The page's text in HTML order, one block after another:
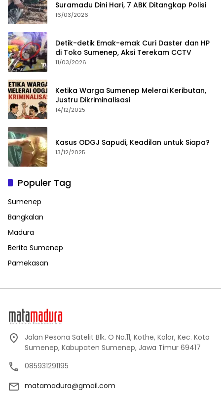
Suramadu Dini Hari, 7 ABK Ditangkap Polisi
16/03/2026
Detik-detik Emak-emak Curi Daster dan HP
di Toko Sumenep, Aksi Terekam CCTV
11/03/2026
Ketika Warga Sumenep Melerai Keributan,
Justru Dikriminalisasi
14/12/2025
Kasus ODGJ Sapudi, Keadilan untuk Siapa?
13/12/2025
Populer Tag
Sumenep
Bangkalan
Madura
Berita Sumenep
Pamekasan
Jalan Pesona Satelit Blk. O No.11, Kothe, Kolor, Kec. Kota
Sumenep, Kabupaten Sumenep, Jawa Timur 69417
085931291195
matamadura@gmail.com